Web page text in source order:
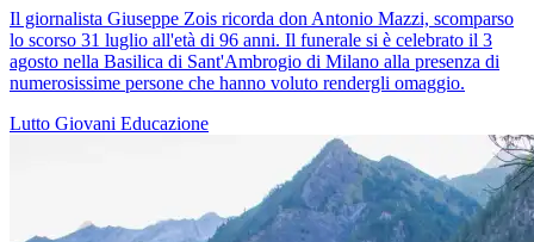
Il giornalista Giuseppe Zois ricorda don Antonio Mazzi, scomparso
lo scorso 31 luglio all'età di 96 anni. Il funerale si è celebrato il 3
agosto nella Basilica di Sant'Ambrogio di Milano alla presenza di
numerosissime persone che hanno voluto rendergli omaggio.
Lutto Giovani Educazione